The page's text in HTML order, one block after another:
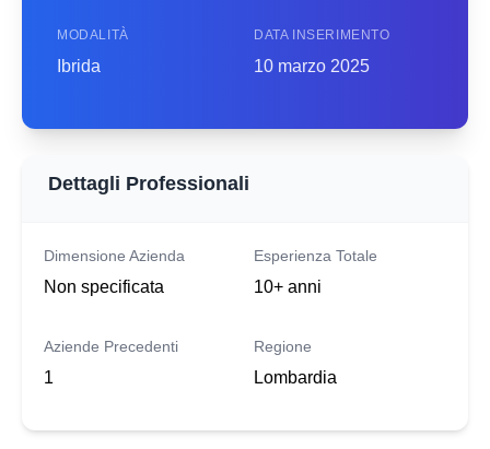
MODALITÀ
Ibrida
DATA INSERIMENTO
10 marzo 2025
Dettagli Professionali
Dimensione Azienda
Non specificata
Esperienza Totale
10+ anni
Aziende Precedenti
1
Regione
Lombardia